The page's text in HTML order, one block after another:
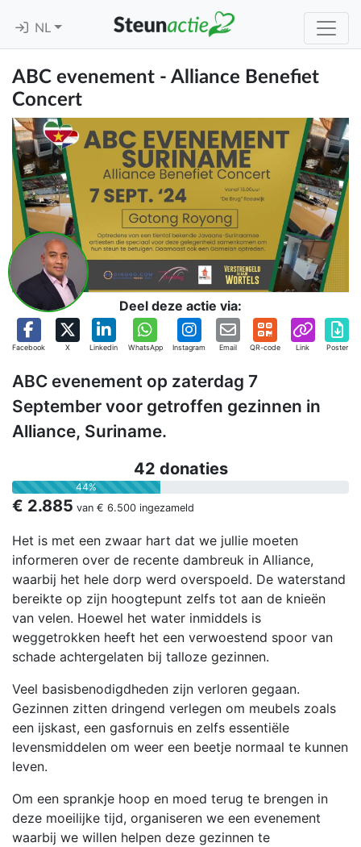
NL
ABC evenement - Alliance Benefiet
Concert
Deel deze actie via:
Facebook X Linkedin WhatsApp Instagram Email QR-code Link Poster
ABC evenement op zaterdag 7
September voor getroffen gezinnen in
Alliance, Suriname.
42 donaties
44%
€ 2.885 van € 6.500 ingezameld
Het is met een zwaar hart dat we jullie moeten
informeren over de recente dambreuk in Alliance,
waarbij het hele dorp werd overspoeld. De waterstand
bereikte op zijn hoogtepunt zelfs tot aan de knieën
van velen. Hoewel het water inmiddels is
weggetrokken heeft het een verwoestend spoor van
schade achtergelaten bij talloze gezinnen.
Veel basisbenodigdheden zijn verloren gegaan.
Gezinnen zitten dringend verlegen om meubels zoals
een ijskast, een gasfornuis en zelfs essentiële
levensmiddelen om weer een beetje normaal te kunnen
leven.
Om een sprankje hoop en moed terug te brengen in
deze moeilijke tijd, organiseren we een evenement
waarbij we willen helpen deze gezinnen te